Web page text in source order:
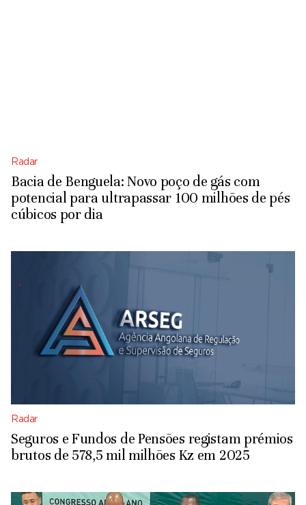
Radar
Bacia de Benguela: Novo poço de gás com
potencial para ultrapassar 100 milhões de pés
cúbicos por dia
Radar
Seguros e Fundos de Pensões registam prémios
brutos de 578,5 mil milhões Kz em 2025